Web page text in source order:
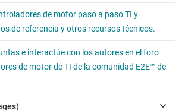
de motor paso a paso TI y
de referencia y otros recursos técnicos.
e interactúe con los autores en el foro
de motor de TI de la comunidad E2E™ de